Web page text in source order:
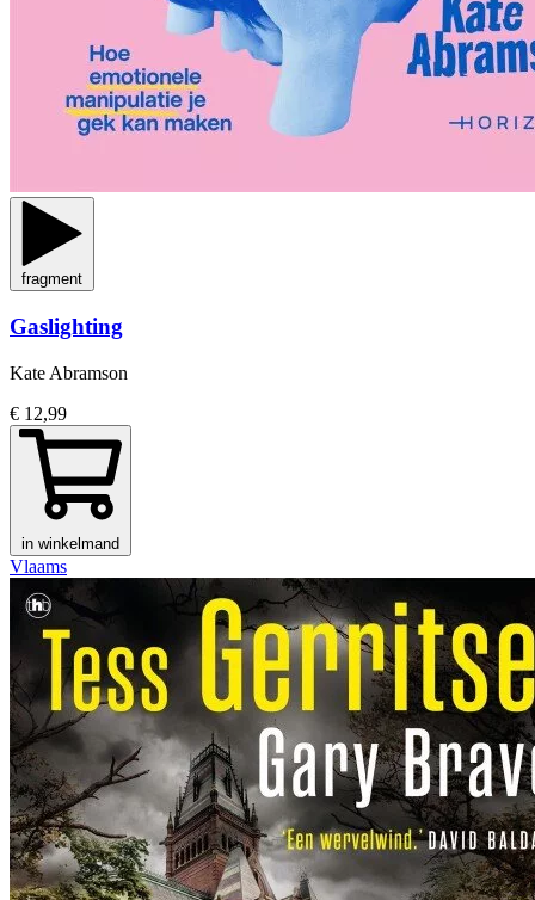
fragment
Gaslighting
Kate Abramson
€ 12,99
in winkelmand
Vlaams